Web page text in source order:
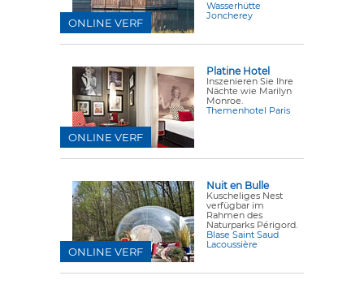
Wasserhütte
Joncherey
ONLINE VERF
Platine Hotel
Inszenieren Sie Ihre
Nächte wie Marilyn
Monroe.
Themenhotel Paris
ONLINE VERF
Nuit en Bulle
Kuscheliges Nest
verfügbar im
Rahmen des
Naturparks Périgord.
Blase Saint Saud
Lacoussière
ONLINE VERF